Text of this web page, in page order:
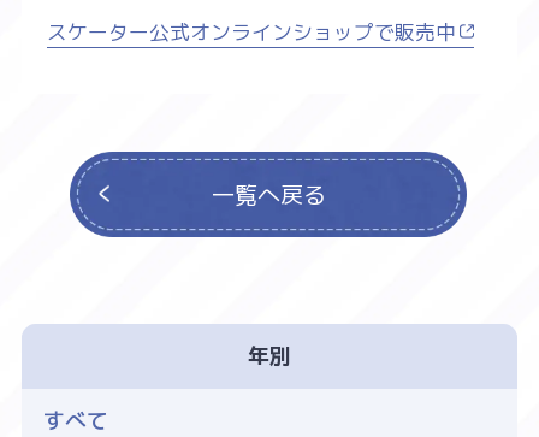
スケーター公式オンラインショップで販売中
一覧へ戻る
年別
すべて